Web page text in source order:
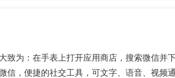
致为：在手表上打开应用商店，搜索微信并
信，便捷的社交工具，可文字、语音、视频